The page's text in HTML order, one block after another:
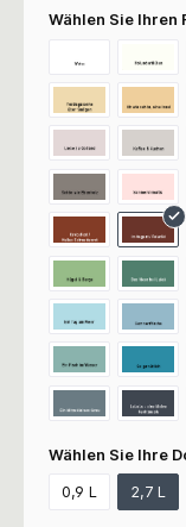
Wählen Sie Ihren
Wählen Sie Ihre
0,9 L 2,7 L